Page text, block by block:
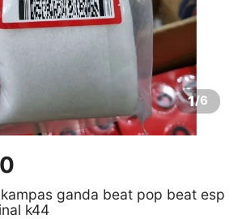
1/6
ganda beat pop beat esp
k44